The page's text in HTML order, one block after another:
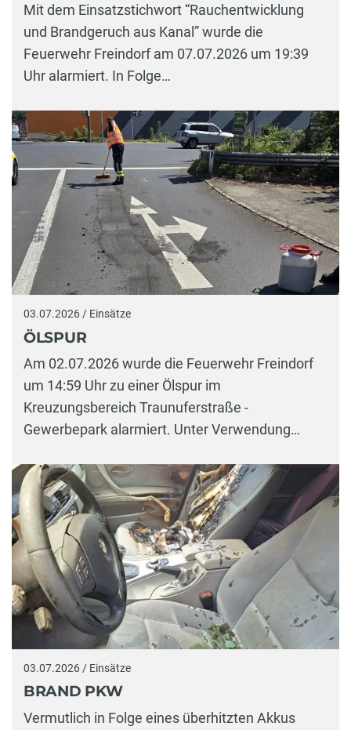
Mit dem Einsatzstichwort “Rauchentwicklung
und Brandgeruch aus Kanal” wurde die
Feuerwehr Freindorf am 07.07.2026 um 19:39
Uhr alarmiert. In Folge…
03.07.2026 / Einsätze
ÖLSPUR
Am 02.07.2026 wurde die Feuerwehr Freindorf
um 14:59 Uhr zu einer Ölspur im
Kreuzungsbereich Traunuferstraße -
Gewerbepark alarmiert. Unter Verwendung…
03.07.2026 / Einsätze
BRAND PKW
Vermutlich in Folge eines überhitzten Akkus